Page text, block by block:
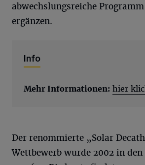
abwechslungsreiche
ergänzen.
Info
Mehr Informationen: hier
Der renommierte „Solar
Wettbewerb wurde 2002 in den